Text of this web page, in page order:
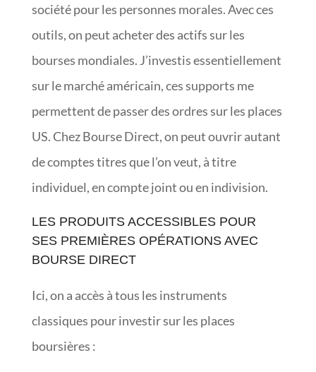
société pour les personnes morales. Avec ces
outils, on peut acheter des actifs sur les
bourses mondiales. J’investis essentiellement
sur le marché américain, ces supports me
permettent de passer des ordres sur les places
US. Chez Bourse Direct, on peut ouvrir autant
de comptes titres que l’on veut, à titre
individuel, en compte joint ou en indivision.
LES PRODUITS ACCESSIBLES POUR
SES PREMIÈRES OPÉRATIONS AVEC
BOURSE DIRECT
Ici, on a accès à tous les instruments
classiques pour investir sur les places
boursières :